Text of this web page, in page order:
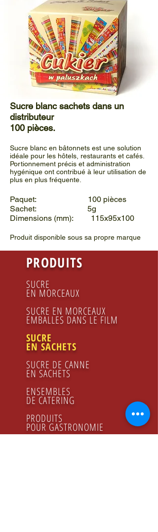
Sucre blanc sachets dans un
distributeur
100 pièces.
Sucre blanc en bâtonnets est une solution
idéale pour les hôtels, restaurants et cafés.
Portionnement précis et administration
hygénique ont contribué à leur utilisation de
plus en plus fréquente.
Paquet: 100 pièces
Sachet: 5g
Dimensions (mm): 115x95x100
Produit disponible sous sa propre marque
PRODUITS
SUCRE
EN MORCEAUX
SUCRE EN MORCEAUX
EMBALLES DANS LE FILM
SUCRE
EN SACHETS
SUCRE DE CANNE
EN SACHETS
ENSEMBLES
DE CATERING
PRODUITS
POUR GASTRONOMIE